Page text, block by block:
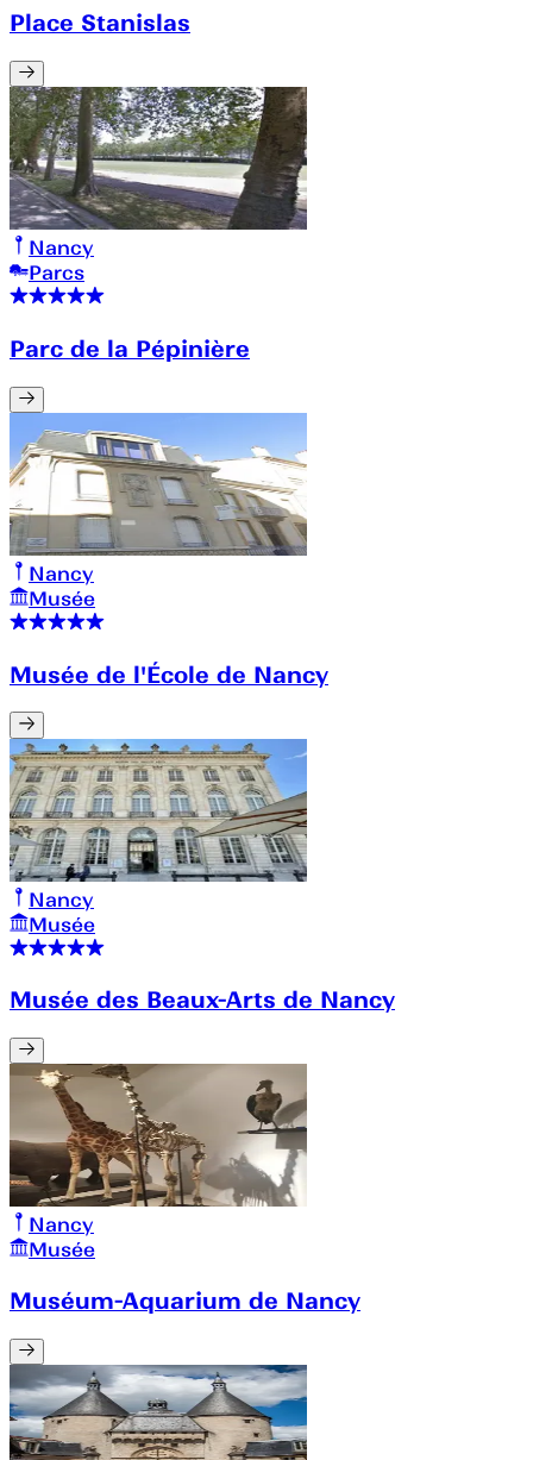
Place Stanislas
Nancy
Parcs
Parc de la Pépinière
Nancy
Musée
Musée de l'École de Nancy
Nancy
Musée
Musée des Beaux-Arts de Nancy
Nancy
Musée
Muséum-Aquarium de Nancy